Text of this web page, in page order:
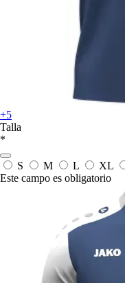
+5
Talla
*
S M L XL
Este campo es obligatorio